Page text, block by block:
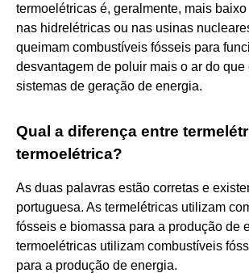
termoelétricas é, geralmente, mais
nas hidrelétricas ou nas usinas
queimam combustíveis fósseis para
desvantagem de poluir mais o ar do que
sistemas de geração de energia.
Qual a diferença entre
termoelétrica?
As duas palavras estão corretas e
portuguesa. As termelétricas utilizam
fósseis e biomassa para a produção de
termoelétricas utilizam combustíveis
para a produção de energia.